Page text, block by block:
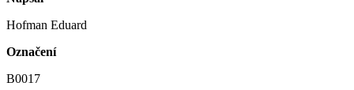
Hofman Eduard
Označení
B0017